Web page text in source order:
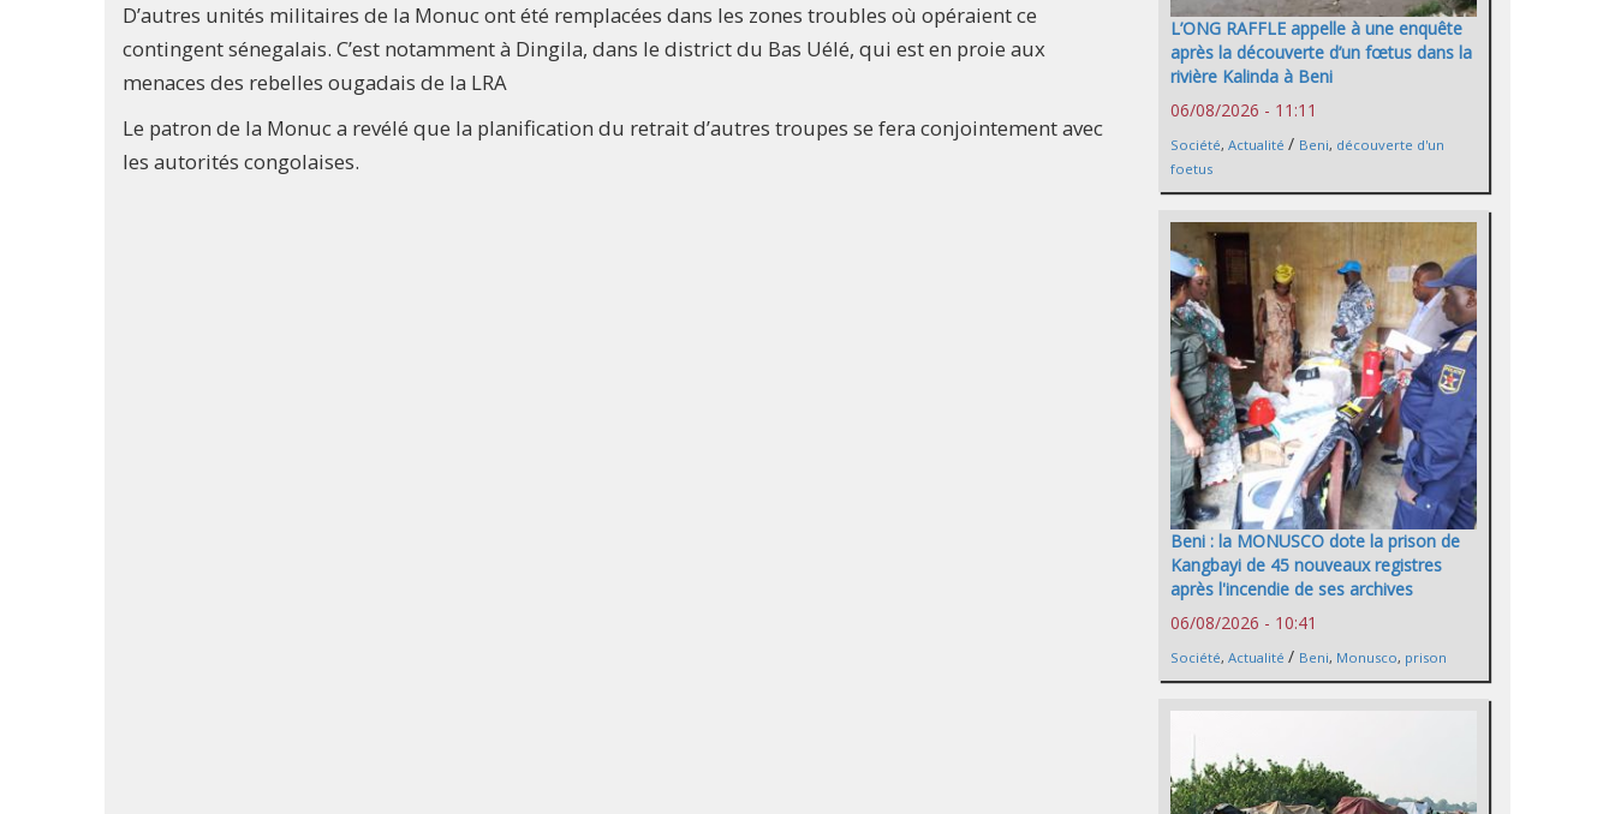
D’autres unités militaires de la Monuc ont été remplacées dans les zones troubles où opéraient ce
contingent sénegalais. C’est notamment à Dingila, dans le district du Bas Uélé, qui est en proie aux
menaces des rebelles ougadais de la LRA
Le patron de la Monuc a revélé que la planification du retrait d’autres troupes se fera conjointement avec
les autorités congolaises.
L’ONG RAFFLE appelle à une enquête
après la découverte d’un fœtus dans la
rivière Kalinda à Beni
06/08/2026 - 11:11
Société, Actualité / Beni, découverte d'un
foetus
Beni : la MONUSCO dote la prison de
Kangbayi de 45 nouveaux registres
après l'incendie de ses archives
06/08/2026 - 10:41
Société, Actualité / Beni, Monusco, prison